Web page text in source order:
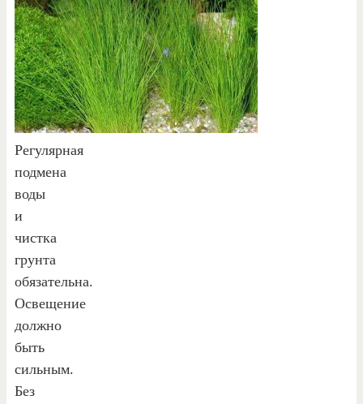
Регулярная
подмена
воды
и
чистка
грунта
обязательна.
Освещение
должно
быть
сильным.
Без